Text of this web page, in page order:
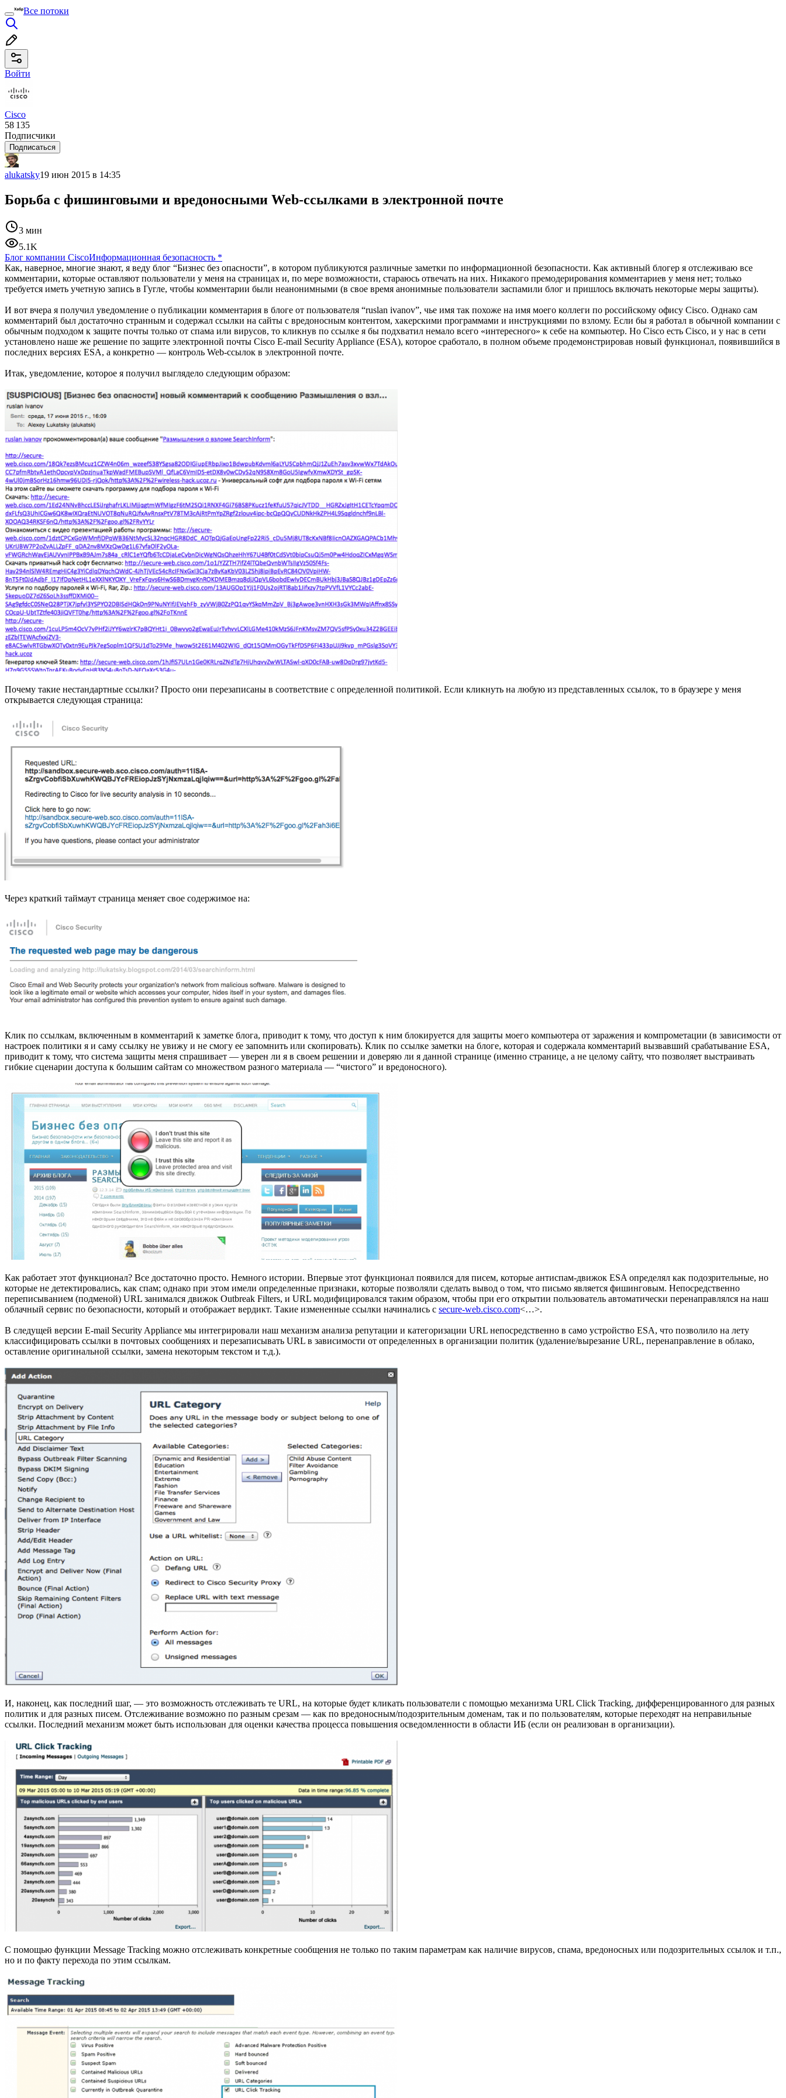
Все потоки
Войти
Cisco
58 135
Подписчики
Подписаться
alukatsky19 июн 2015 в 14:35
Борьба с фишинговыми и вредоносными Web-ссылками в электронной почте
3 мин
5.1K
Блог компании CiscoИнформационная безопасность *
Как, наверное, многие знают, я веду блог “Бизнес без опасности”, в котором публикуются различные заметки по информационной безопасности. Как активный блогер я отслеживаю все
комментарии, которые оставляют пользователи у меня на страницах и, по мере возможности, стараюсь отвечать на них. Никакого премодерирования комментариев у меня нет; только
требуется иметь учетную запись в Гугле, чтобы комментарии были неанонимными (в свое время анонимные пользователи заспамили блог и пришлось включать некоторые меры защиты).
И вот вчера я получил уведомление о публикации комментария в блоге от пользователя “ruslan ivanov”, чье имя так похоже на имя моего коллеги по российскому офису Cisco. Однако сам
комментарий был достаточно странным и содержал ссылки на сайты с вредоносным контентом, хакерскими программами и инструкциями по взлому. Если бы я работал в обычной компании с
обычным подходом к защите почты только от спама или вирусов, то кликнув по ссылке я бы подхватил немало всего «интересного» к себе на компьютер. Но Cisco есть Cisco, и у нас в сети
установлено наше же решение по защите электронной почты Cisco E-mail Security Appliance (ESA), которое сработало, в полном объеме продемонстрировав новый функционал, появившийся в
последних версиях ESA, а конкретно — контроль Web-ссылок в электронной почте.
Итак, уведомление, которое я получил выглядело следующим образом:
Почему такие нестандартные ссылки? Просто они перезаписаны в соответствие с определенной политикой. Если кликнуть на любую из представленных ссылок, то в браузере у меня
открывается следующая страница:
Через краткий таймаут страница меняет свое содержимое на:
Клик по ссылкам, включенным в комментарий к заметке блога, приводит к тому, что доступ к ним блокируется для защиты моего компьютера от заражения и компрометации (в зависимости от
настроек политики я и саму ссылку не увижу и не смогу ее запомнить или скопировать). Клик по ссылке заметки на блоге, которая и содержала комментарий вызвавший срабатывание ESA,
приводит к тому, что система защиты меня спрашивает — уверен ли я в своем решении и доверяю ли я данной странице (именно странице, а не целому сайту, что позволяет выстраивать
гибкие сценарии доступа к большим сайтам со множеством разного материала — “чистого” и вредоносного).
Как работает этот функционал? Все достаточно просто. Немного истории. Впервые этот функционал появился для писем, которые антиспам-движок ESA определял как подозрительные, но
которые не детектировались, как спам; однако при этом имели определенные признаки, которые позволяли сделать вывод о том, что письмо является фишинговым. Непосредственно
переписыванием (подменой) URL занимался движок Outbreak Filters, и URL модифицировался таким образом, чтобы при его открытии пользователь автоматически перенаправлялся на наш
облачный сервис по безопасности, который и отображает вердикт. Такие измененные ссылки начинались с secure-web.cisco.com<…>.
В следущей версии E-mail Security Appliance мы интегрировали наш механизм анализа репутации и категоризации URL непосредственно в само устройство ESA, что позволило на лету
классифицировать ссылки в почтовых сообщениях и перезаписывать URL в зависимости от определенных в организации политик (удаление/вырезание URL, перенаправление в облако,
оставление оригинальной ссылки, замена некоторым текстом и т.д.).
И, наконец, как последний шаг, — это возможность отслеживать те URL, на которые будет кликать пользователи с помощью механизма URL Click Tracking, дифференцированного для разных
политик и для разных писем. Отслеживание возможно по разным срезам — как по вредоносным/подозрительным доменам, так и по пользователям, которые переходят на неправильные
ссылки. Последний механизм может быть использован для оценки качества процесса повышения осведомленности в области ИБ (если он реализован в организации).
С помощью функции Message Tracking можно отслеживать конкретные сообщения не только по таким параметрам как наличие вирусов, спама, вредоносных или подозрительных ссылок и т.п.,
но и по факту перехода по этим ссылкам.